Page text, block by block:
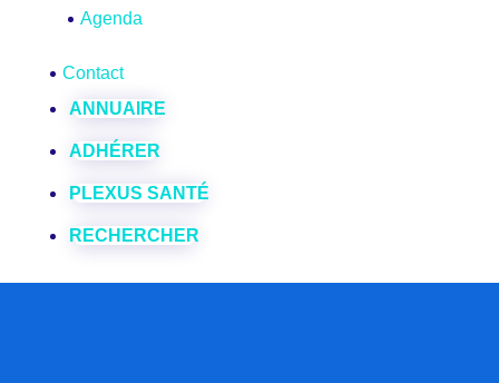
Agenda
Contact
ANNUAIRE
ADHÉRER
PLEXUS SANTÉ
RECHERCHER